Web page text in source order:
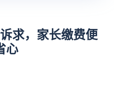
求，家长缴费便
心